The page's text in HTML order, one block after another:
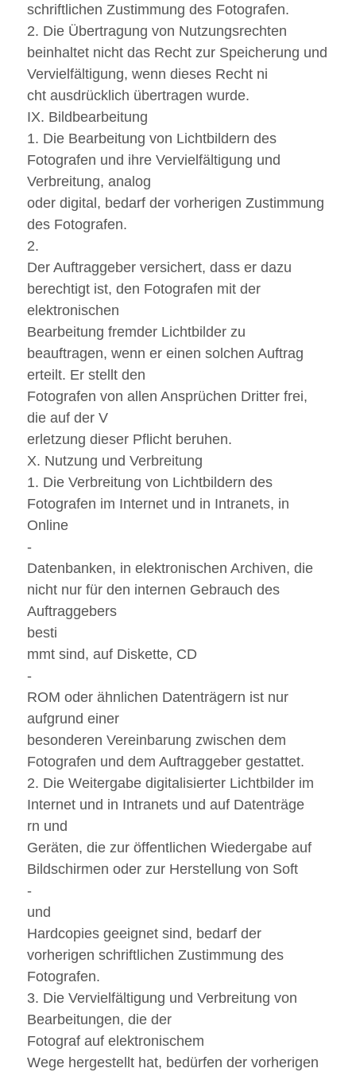
schriftlichen Zustimmung des Fotografen.
2. Die Übertragung von Nutzungsrechten
beinhaltet nicht das Recht zur Speicherung und
Vervielfältigung, wenn dieses Recht ni
cht ausdrücklich übertragen wurde.
IX. Bildbearbeitung
1. Die Bearbeitung von Lichtbildern des
Fotografen und ihre Vervielfältigung und
Verbreitung, analog
oder digital, bedarf der vorherigen Zustimmung
des Fotografen.
2.
Der Auftraggeber versichert, dass er dazu
berechtigt ist, den Fotografen mit der
elektronischen
Bearbeitung fremder Lichtbilder zu
beauftragen, wenn er einen solchen Auftrag
erteilt. Er stellt den
Fotografen von allen Ansprüchen Dritter frei,
die auf der V
erletzung dieser Pflicht beruhen.
X. Nutzung und Verbreitung
1. Die Verbreitung von Lichtbildern des
Fotografen im Internet und in Intranets, in
Online
-
Datenbanken, in elektronischen Archiven, die
nicht nur für den internen Gebrauch des
Auftraggebers
besti
mmt sind, auf Diskette, CD
-
ROM oder ähnlichen Datenträgern ist nur
aufgrund einer
besonderen Vereinbarung zwischen dem
Fotografen und dem Auftraggeber gestattet.
2. Die Weitergabe digitalisierter Lichtbilder im
Internet und in Intranets und auf Datenträge
rn und
Geräten, die zur öffentlichen Wiedergabe auf
Bildschirmen oder zur Herstellung von Soft
-
und
Hardcopies geeignet sind, bedarf der
vorherigen schriftlichen Zustimmung des
Fotografen.
3. Die Vervielfältigung und Verbreitung von
Bearbeitungen, die der
Fotograf auf elektronischem
Wege hergestellt hat, bedürfen der vorherigen